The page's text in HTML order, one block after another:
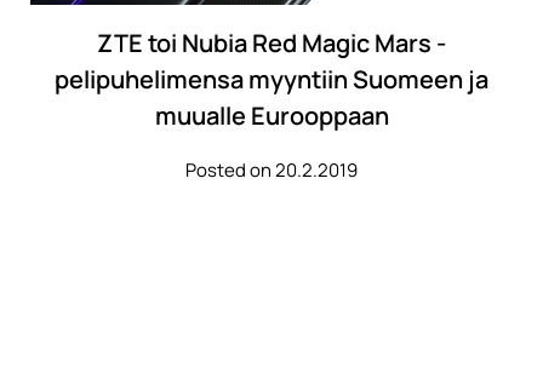
ZTE toi Nubia Red Magic Mars -
pelipuhelimensa myyntiin Suomeen ja
muualle Eurooppaan
Posted on 20.2.2019